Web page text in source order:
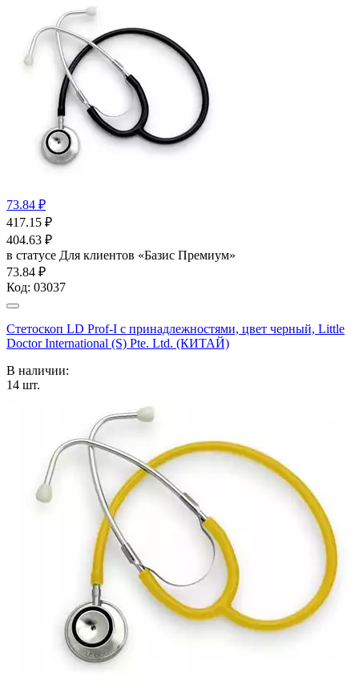
73.84 ₽
417.15 ₽
404.63 ₽
в статусе Для клиентов «Базис Премиум»
73.84 ₽
Код: 03037
Стетоскоп LD Prof-I с принадлежностями, цвет черный, Little
Doctor International (S) Pte. Ltd. (КИТАЙ)
В наличии:
14 шт.